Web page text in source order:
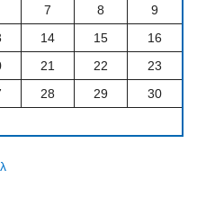
7 8
9
14 15
16
21 22
23
28 29
30